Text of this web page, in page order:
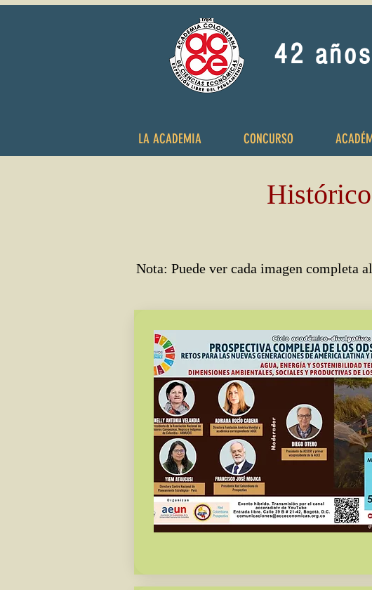
42
LA ACADEMIA CONCURSO
Nota: Puede ver cada imagen completa